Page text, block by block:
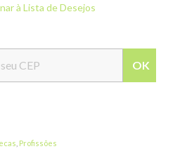
à Lista de Desejos
OK
Profissões